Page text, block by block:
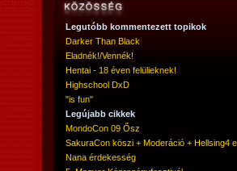
Legutóbb kommentezett topikok
Darker Than Black
Eladnék!/Vennék!
Hentai - 18 éven felülieknek!
Highschool DxD
"is fun"
Legújabb cikkek
MondoCon 09 Ősz
SakuraCon köszi + Moderáció + Hellsing4
Nana érdekesség